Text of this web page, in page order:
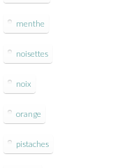
menthe
noisettes
noix
orange
pistaches